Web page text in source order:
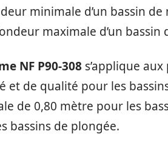
minimale d’un bassin
maximale d’un
NF P90-308 s’applique
et de qualité pour les
de 0,80 mètre pour les
bassins de plongée.